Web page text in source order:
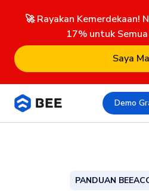
🚀 Rayakan Kemerdekaan!
17% untuk
Saya
Demo
PANDUAN